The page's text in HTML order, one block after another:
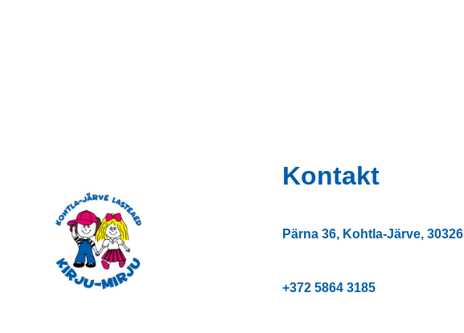
Kontakt
Pärna 36, Kohtla-Järve, 30326
+372 5864 3185